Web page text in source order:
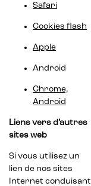
Safari
Cookies flash
Apple
Android
Chrome,
Android
Liens vers d’autres
sites web
Si vous utilisez un
lien de nos sites
Internet conduisant